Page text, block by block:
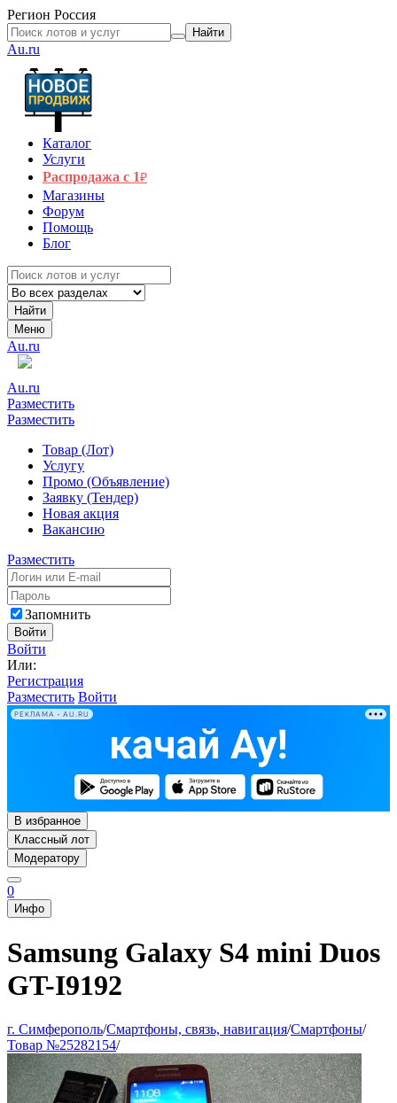
Регион Россия
Найти
Au.ru
Каталог
Услуги
Распродажа с 1₽
Магазины
Форум
Помощь
Блог
Найти
Меню
Au.ru
Au.ru
Разместить
Разместить
Товар (Лот)
Услугу
Промо (Объявление)
Заявку (Тендер)
Новая акция
Вакансию
Разместить
Запомнить
Войти
Войти
Или:
Регистрация
Разместить Войти
РЕКЛАМА • AU.RU
В избранное
Классный лот
Модератору
0
Инфо
Samsung Galaxy S4 mini Duos
GT-I9192
г. Симферополь/Смартфоны, связь, навигация/Смартфоны/
Товар №25282154/